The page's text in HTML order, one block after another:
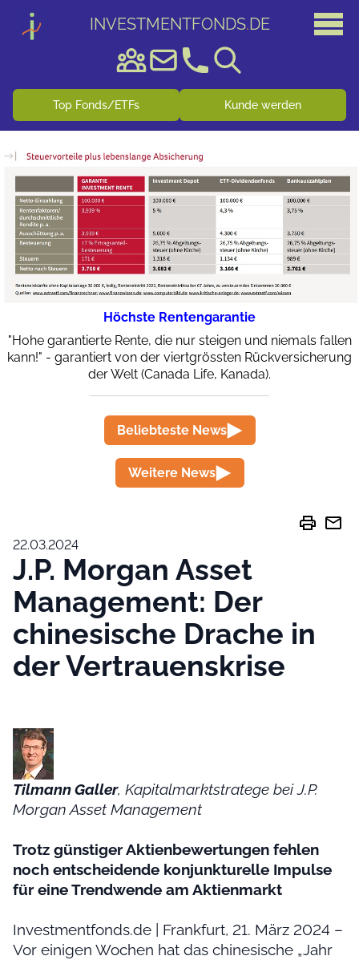
INVESTMENTFONDS.DE
Top Fonds/ETFs Kunde werden
Höchste Rentengarantie
"Hohe garantierte Rente, die nur steigen und niemals fallen
kann!" - garantiert von der viertgrössten Rückversicherung
der Welt (Canada Life, Kanada).
Beliebteste News
Weitere News
print mail
22.03.2024
J.P. Morgan Asset
Management: Der
chinesische Drache in
der Vertrauenskrise
Tilmann Galler, Kapitalmarktstratege bei J.P.
Morgan Asset Management
Trotz günstiger Aktienbewertungen fehlen
noch entscheidende konjunkturelle Impulse
für eine Trendwende am Aktienmarkt
Investmentfonds.de | Frankfurt, 21. März 2024 –
Vor einigen Wochen hat das chinesische „Jahr